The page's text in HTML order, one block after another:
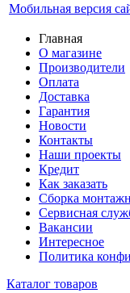
Мобильная версия
Главная
О магазине
Производители
Оплата
Доставка
Гарантия
Новости
Контакты
Наши проекты
Кредит
Как заказать
Сборка
Сервисная
Вакансии
Интересное
Политика
Каталог товаров